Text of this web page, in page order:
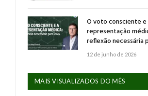
O voto consciente e
representação
reflexão necessária
12 de junho de 2026
MAIS VISUALIZADOS DO MÊS